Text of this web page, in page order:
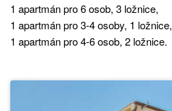
1 apartmán pro 6 osob, 3 ložnice,
1 apartmán pro 3-4 osoby, 1 ložnice,
1 apartmán pro 4-6 osob, 2 ložnice.